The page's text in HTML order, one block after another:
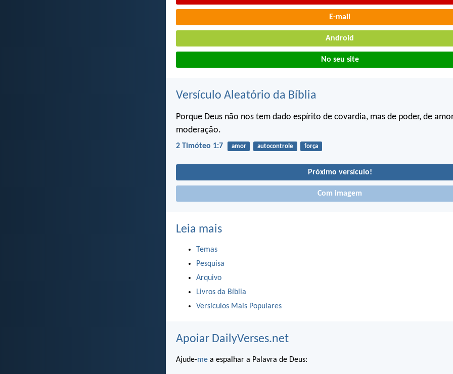
E-mail
Android
No seu site
Versículo Aleatório da Bíblia
Porque Deus não nos tem dado espírito de covardia, mas de poder, de
moderação.
2 Timóteo 1:7 amor autocontrole força
Próximo versículo!
Com imagem
Leia mais
Temas
Pesquisa
Arquivo
Livros da Bíblia
Versículos Mais Populares
Apoiar DailyVerses.net
Ajude-me a espalhar a Palavra de Deus: